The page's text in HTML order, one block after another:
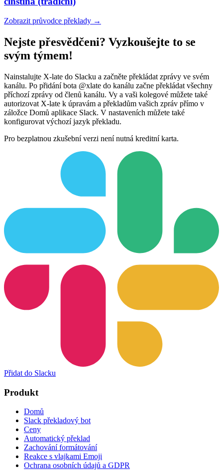
Zobrazit průvodce překlady →
Nejste přesvědčeni? Vyzkoušejte to se
svým týmem!
Nainstalujte X-late do Slacku a začněte překládat zprávy ve svém
kanálu. Po přidání bota @xlate do kanálu začne překládat všechny
příchozí zprávy od členů kanálu. Vy a vaši kolegové můžete také
autorizovat X-late k úpravám a překladům vašich zpráv přímo v
záložce Domů aplikace Slack. V nastaveních můžete také
konfigurovat výchozí jazyk překladu.
Pro bezplatnou zkušební verzi není nutná kreditní karta.
Přidat do Slacku
Produkt
Domů
Slack překladový bot
Ceny
Automatický překlad
Zachování formátování
Reakce s vlajkami Emoji
Ochrana osobních údajů a GDPR